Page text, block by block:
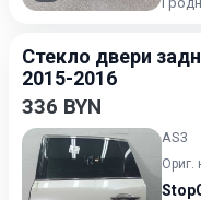
Стекло двери
2015-2016
336 BYN
AS3
Ориг.